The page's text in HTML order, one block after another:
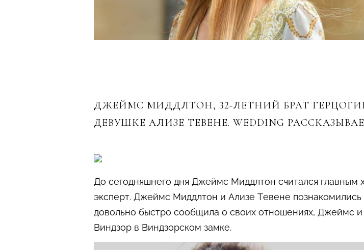
ДЖЕЙМС МИДДЛТОН, 32-ЛЕТНИЙ БРАТ
ДЕВУШКЕ АЛИЗЕ ТЕВЕНЕ. WEDDING
До сегодняшнего дня Джеймс Миддлтон считался
эксперт. Джеймс Миддлтон и Ализе Тевене
довольно быстро сообщила о своих отношениях, Джеймс
Виндзор в Виндзорском замке.